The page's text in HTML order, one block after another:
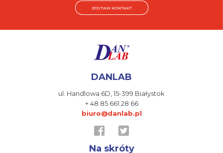
ZOSTAW KONTAKT
DANLAB
ul. Handlowa 6D,15-399 Białystok
+ 48 85 661 28 66
biuro@danlab.pl
Na skróty